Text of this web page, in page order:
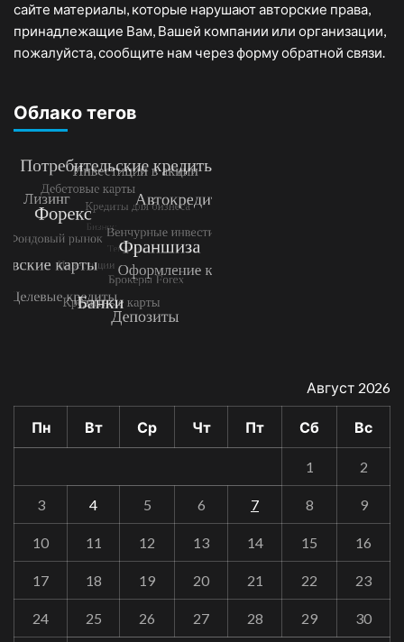
сайте материалы, которые нарушают авторские права,
принадлежащие Вам, Вашей компании или организации,
пожалуйста, сообщите нам через форму обратной связи.
Облако тегов
Август 2026
Пн Вт Ср Чт Пт Сб Вс
1 2
3 4 5 6 7 8 9
10 11 12 13 14 15 16
17 18 19 20 21 22 23
24 25 26 27 28 29 30